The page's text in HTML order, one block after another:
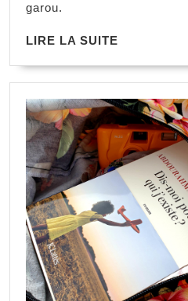
garou.
LIRE LA SUITE